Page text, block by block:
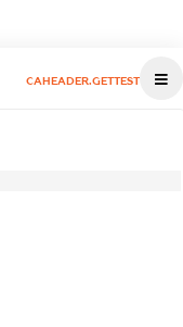
CAHEADER.GETTEST